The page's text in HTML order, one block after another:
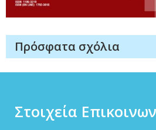
Πρόσφατα σχόλια
Στοιχεία